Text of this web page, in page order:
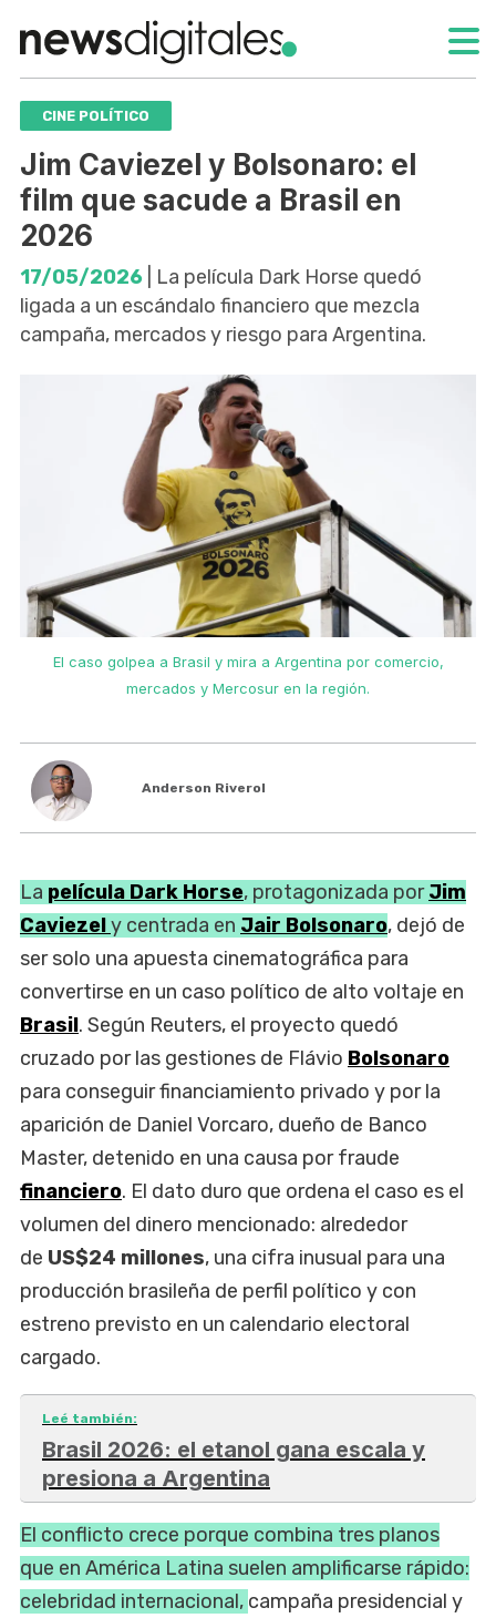
CINE POLÍTICO
Jim Caviezel y Bolsonaro: el
film que sacude a Brasil en
2026
17/05/2026 | La película Dark Horse quedó
ligada a un escándalo financiero que mezcla
campaña, mercados y riesgo para Argentina.
El caso golpea a Brasil y mira a Argentina por comercio,
mercados y Mercosur en la región.
Anderson Riverol
La película Dark Horse, protagonizada porJim
Caviezely centrada en Jair Bolsonaro, dejó de
ser solo una apuesta cinematográfica para
convertirse en un caso político de alto voltaje en
Brasil. Según Reuters, el proyecto quedó
cruzado por las gestiones de Flávio Bolsonaro
para conseguir financiamiento privado y por la
aparición de Daniel Vorcaro, dueño de Banco
Master, detenido en una causa por fraude
financiero. El dato duro que ordena el caso es el
volumen del dinero mencionado: alrededor
de US$24 millones, una cifra inusual para una
producción brasileña de perfil político y con
estreno previsto en un calendario electoral
cargado.
Leé también:
Brasil 2026: el etanol gana escala y
presiona a Argentina
El conflicto crece porque combina tres planos
que en América Latina suelen amplificarse rápido:
celebridad internacional, campaña presidencial y